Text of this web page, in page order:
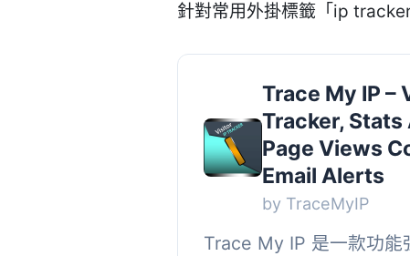
針對常用外掛標籤「ip
Trace My IP –
Tracker,
Page Views
Email Alerts
by TraceMyIP
Trace My IP 是一款功能